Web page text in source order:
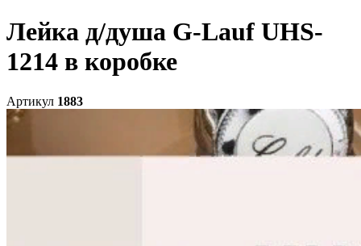
Лейка д/душа G-Lauf UHS-
1214 в коробке
Артикул 1883